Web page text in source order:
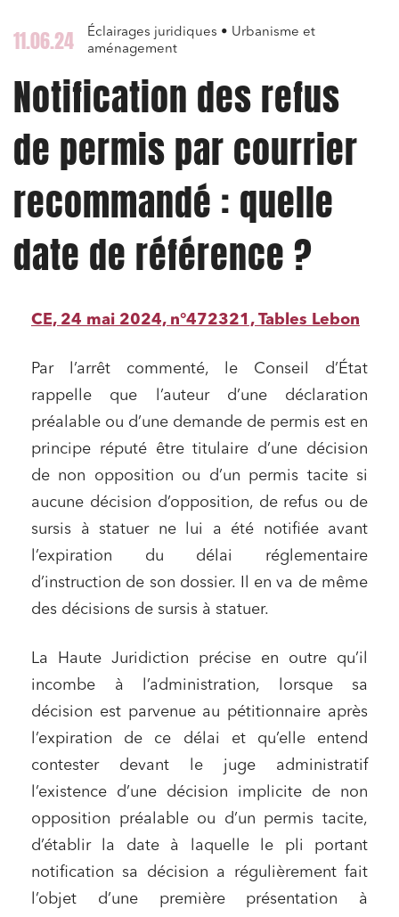
11.06.24
Éclairages juridiques • Urbanisme et
aménagement
Notification des refus
de permis par courrier
recommandé : quelle
date de référence ?
CE, 24 mai 2024, n°472321, Tables Lebon
Par l’arrêt commenté, le Conseil d’État
rappelle que l’auteur d’une déclaration
préalable ou d’une demande de permis est en
principe réputé être titulaire d’une décision
de non opposition ou d’un permis tacite si
aucune décision d’opposition, de refus ou de
sursis à statuer ne lui a été notifiée avant
l’expiration du délai réglementaire
d’instruction de son dossier. Il en va de même
des décisions de sursis à statuer.
La Haute Juridiction précise en outre qu’il
incombe à l’administration, lorsque sa
décision est parvenue au pétitionnaire après
l’expiration de ce délai et qu’elle entend
contester devant le juge administratif
l’existence d’une décision implicite de non
opposition préalable ou d’un permis tacite,
d’établir la date à laquelle le pli portant
notification sa décision a régulièrement fait
l’objet d’une première présentation à